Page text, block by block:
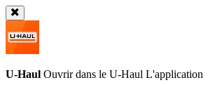
U-Haul Ouvrir dans le U-Haul L'application